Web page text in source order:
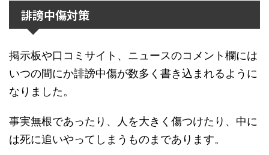
誹謗中傷対策
掲示板や口コミサイト、ニュースのコメント欄には
いつの間にか誹謗中傷が数多く書き込まれるように
なりました。
事実無根であったり、人を大きく傷つけたり、中に
は死に追いやってしまうものまであります。